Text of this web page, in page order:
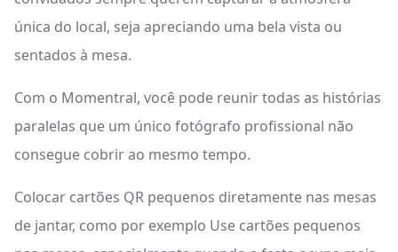
única do local, seja apreciando uma bela vista ou
sentados à mesa.
Com o Momentral, você pode reunir todas as histórias
paralelas que um único fotógrafo profissional não
consegue cobrir ao mesmo tempo.
Colocar cartões QR pequenos diretamente nas mesas
de jantar, como por exemplo Use cartões pequenos